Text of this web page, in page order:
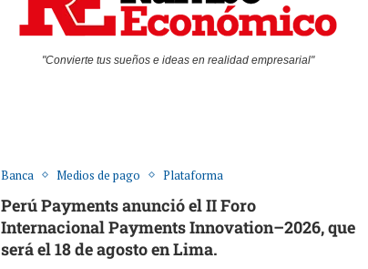
"Convierte tus sueños e ideas en realidad empresarial"
Banca Medios de pago Plataforma
Perú Payments anunció el II Foro
Internacional Payments Innovation–2026, que
será el 18 de agosto en Lima.